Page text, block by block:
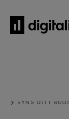
SYNS DITT